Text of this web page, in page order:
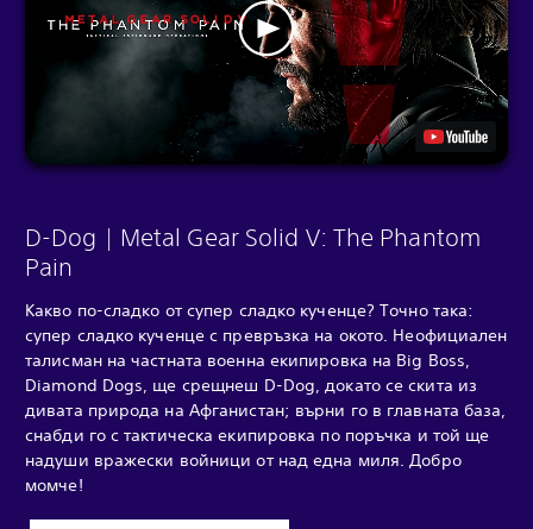
D-Dog | Metal Gear Solid V: The Phantom
Pain
Какво по-сладко от супер сладко кученце? Точно така:
супер сладко кученце с превръзка на окото. Неофициален
талисман на частната военна екипировка на Big Boss,
Diamond Dogs, ще срещнеш D-Dog, докато се скита из
дивата природа на Афганистан; върни го в главната база,
снабди го с тактическа екипировка по поръчка и той ще
надуши вражески войници от над една миля. Добро
момче!